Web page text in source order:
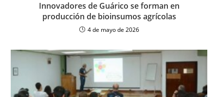
Innovadores de Guárico se forman en
producción de bioinsumos agrícolas
4 de mayo de 2026